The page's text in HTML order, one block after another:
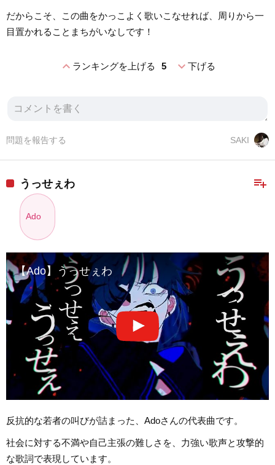
だからこそ、この曲をかっこよく歌いこなせれば、周りから一
目置かれることまちがいなしです！
expand_lessランキングを上げる 5 expand_more下げる
SAKI
問題を報告する
playlist_add
うっせぇわ
Ado
【Ado】うっせぇわ
反抗的な若者の叫びが詰まった、Adoさんの代表曲です。
社会に対する不満や自己主張の難しさを、力強い歌声と攻撃的
な歌詞で表現しています。